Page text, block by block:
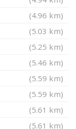
(4.96 km)
(5.03 km)
(5.25 km)
(5.46 km)
(5.59 km)
(5.59 km)
(5.61 km)
(5.61 km)